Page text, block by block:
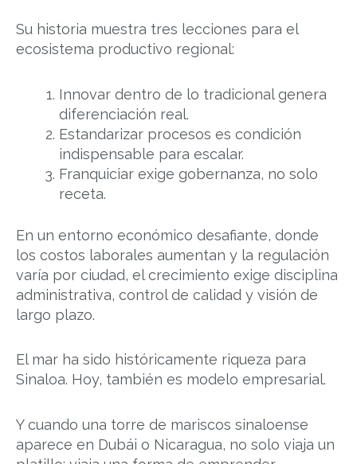
Su historia muestra tres lecciones para el
ecosistema productivo regional:
Innovar dentro de lo tradicional genera
diferenciación real.
Estandarizar procesos es condición
indispensable para escalar.
Franquiciar exige gobernanza, no solo
receta.
En un entorno económico desafiante, donde
los costos laborales aumentan y la regulación
varía por ciudad, el crecimiento exige disciplina
administrativa, control de calidad y visión de
largo plazo.
El mar ha sido históricamente riqueza para
Sinaloa. Hoy, también es modelo empresarial.
Y cuando una torre de mariscos sinaloense
aparece en Dubái o Nicaragua, no solo viaja un